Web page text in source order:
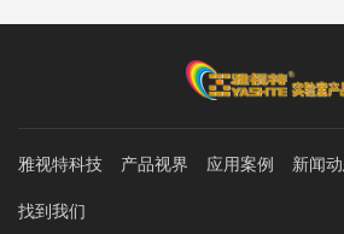
雅视特科技 产品视界 应用案例 新闻
找到我们